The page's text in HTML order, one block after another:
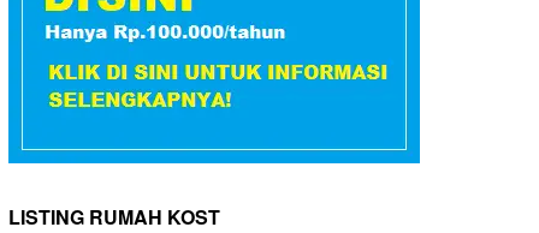
LISTING RUMAH KOST